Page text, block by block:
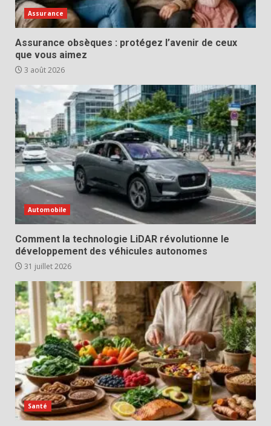
Assurance
Assurance obsèques : protégez l’avenir de ceux
que vous aimez
3 août 2026
Automobile
Comment la technologie LiDAR révolutionne le
développement des véhicules autonomes
31 juillet 2026
Santé